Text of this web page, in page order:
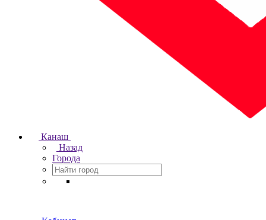
Канаш
Назад
Города